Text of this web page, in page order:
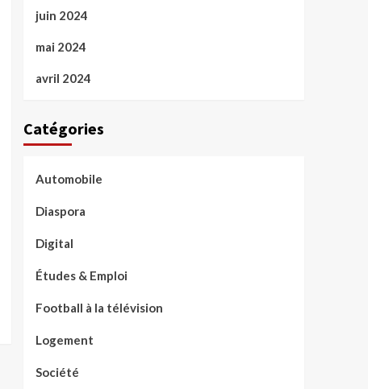
juin 2024
mai 2024
avril 2024
Catégories
Automobile
Diaspora
Digital
Études & Emploi
Football à la télévision
Logement
Société